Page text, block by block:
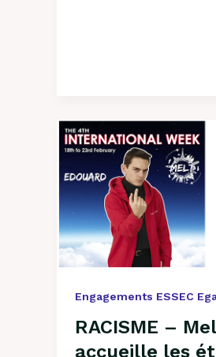
Engagements ESSEC
RACISME –
accueille les
RACISME
–
ESSEC
accueille
les
étudiants
internationaux
Paroles
d’Étudiants
#3